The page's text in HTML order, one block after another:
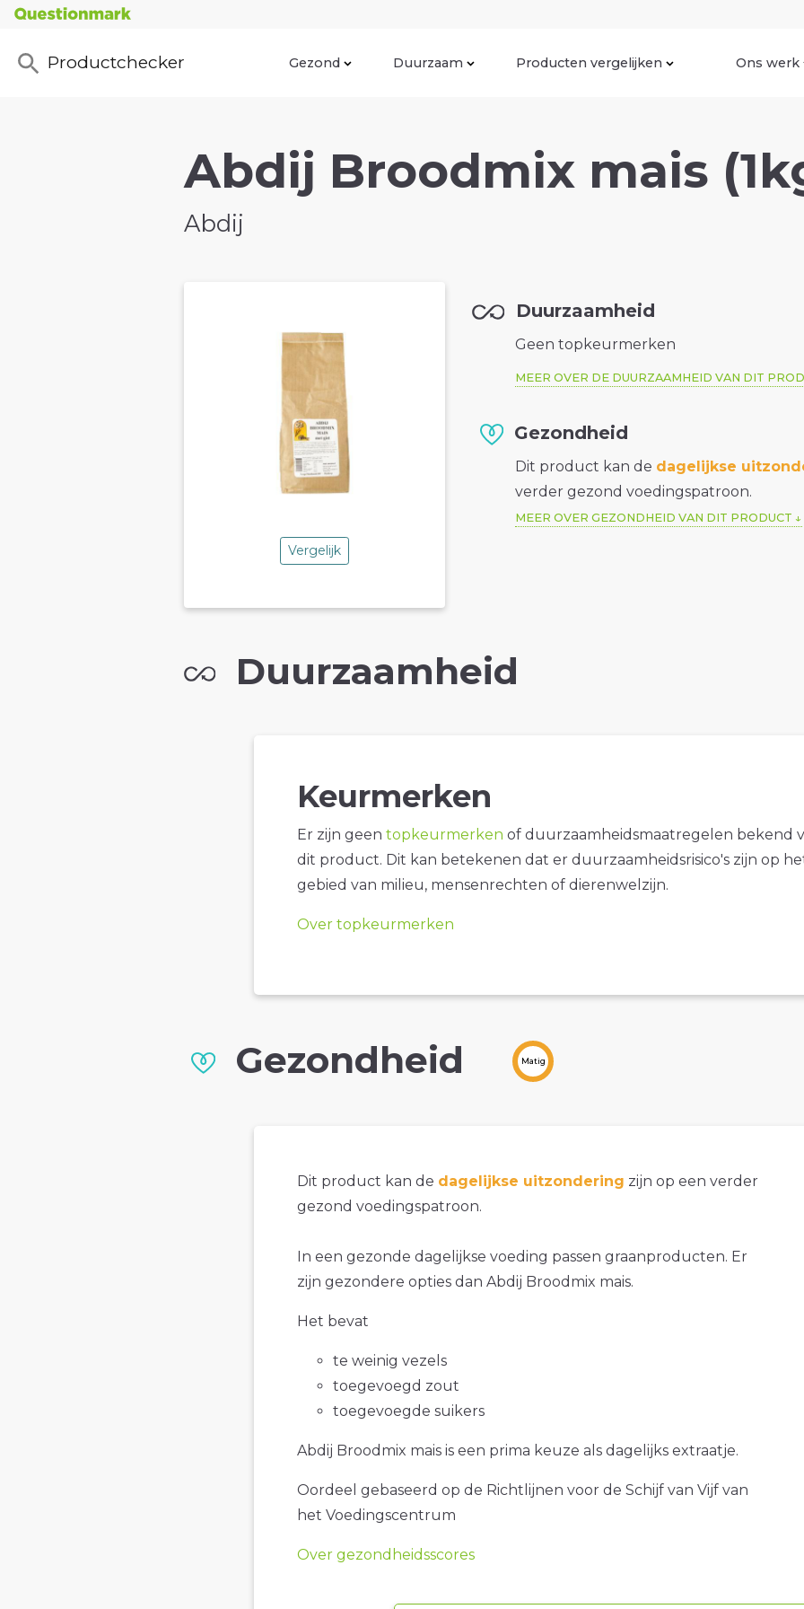
Productchecker Gezond Duurzaam Producten vergelijken Ons werk
Abdij Broodmix mais
Abdij
Vergelijk
Duurzaamheid
Geen topkeurmerken
MEER OVER DE DUURZAAMHEID VAN DIT
Gezondheid
Dit product kan de dagelijkse
verder gezond voedingspatroon.
MEER OVER GEZONDHEID VAN DIT PRODUCT
Duurzaamheid
Keurmerken
Er zijn geen topkeurmerken of duurzaamheidsmaatregelen bekend
dit product. Dit kan betekenen dat er duurzaamheidsrisico's zijn op
gebied van milieu, mensenrechten of dierenwelzijn.
Over topkeurmerken
Gezondheid Matig
Dit product kan de dagelijkse uitzondering zijn op een verder
gezond voedingspatroon.
In een gezonde dagelijkse voeding passen graanproducten. Er
zijn gezondere opties dan Abdij Broodmix mais.
Het bevat
te weinig vezels
toegevoegd zout
toegevoegde suikers
Abdij Broodmix mais is een prima keuze als dagelijks extraatje.
Oordeel gebaseerd op de Richtlijnen voor de Schijf van Vijf van
het Voedingscentrum
Over gezondheidsscores